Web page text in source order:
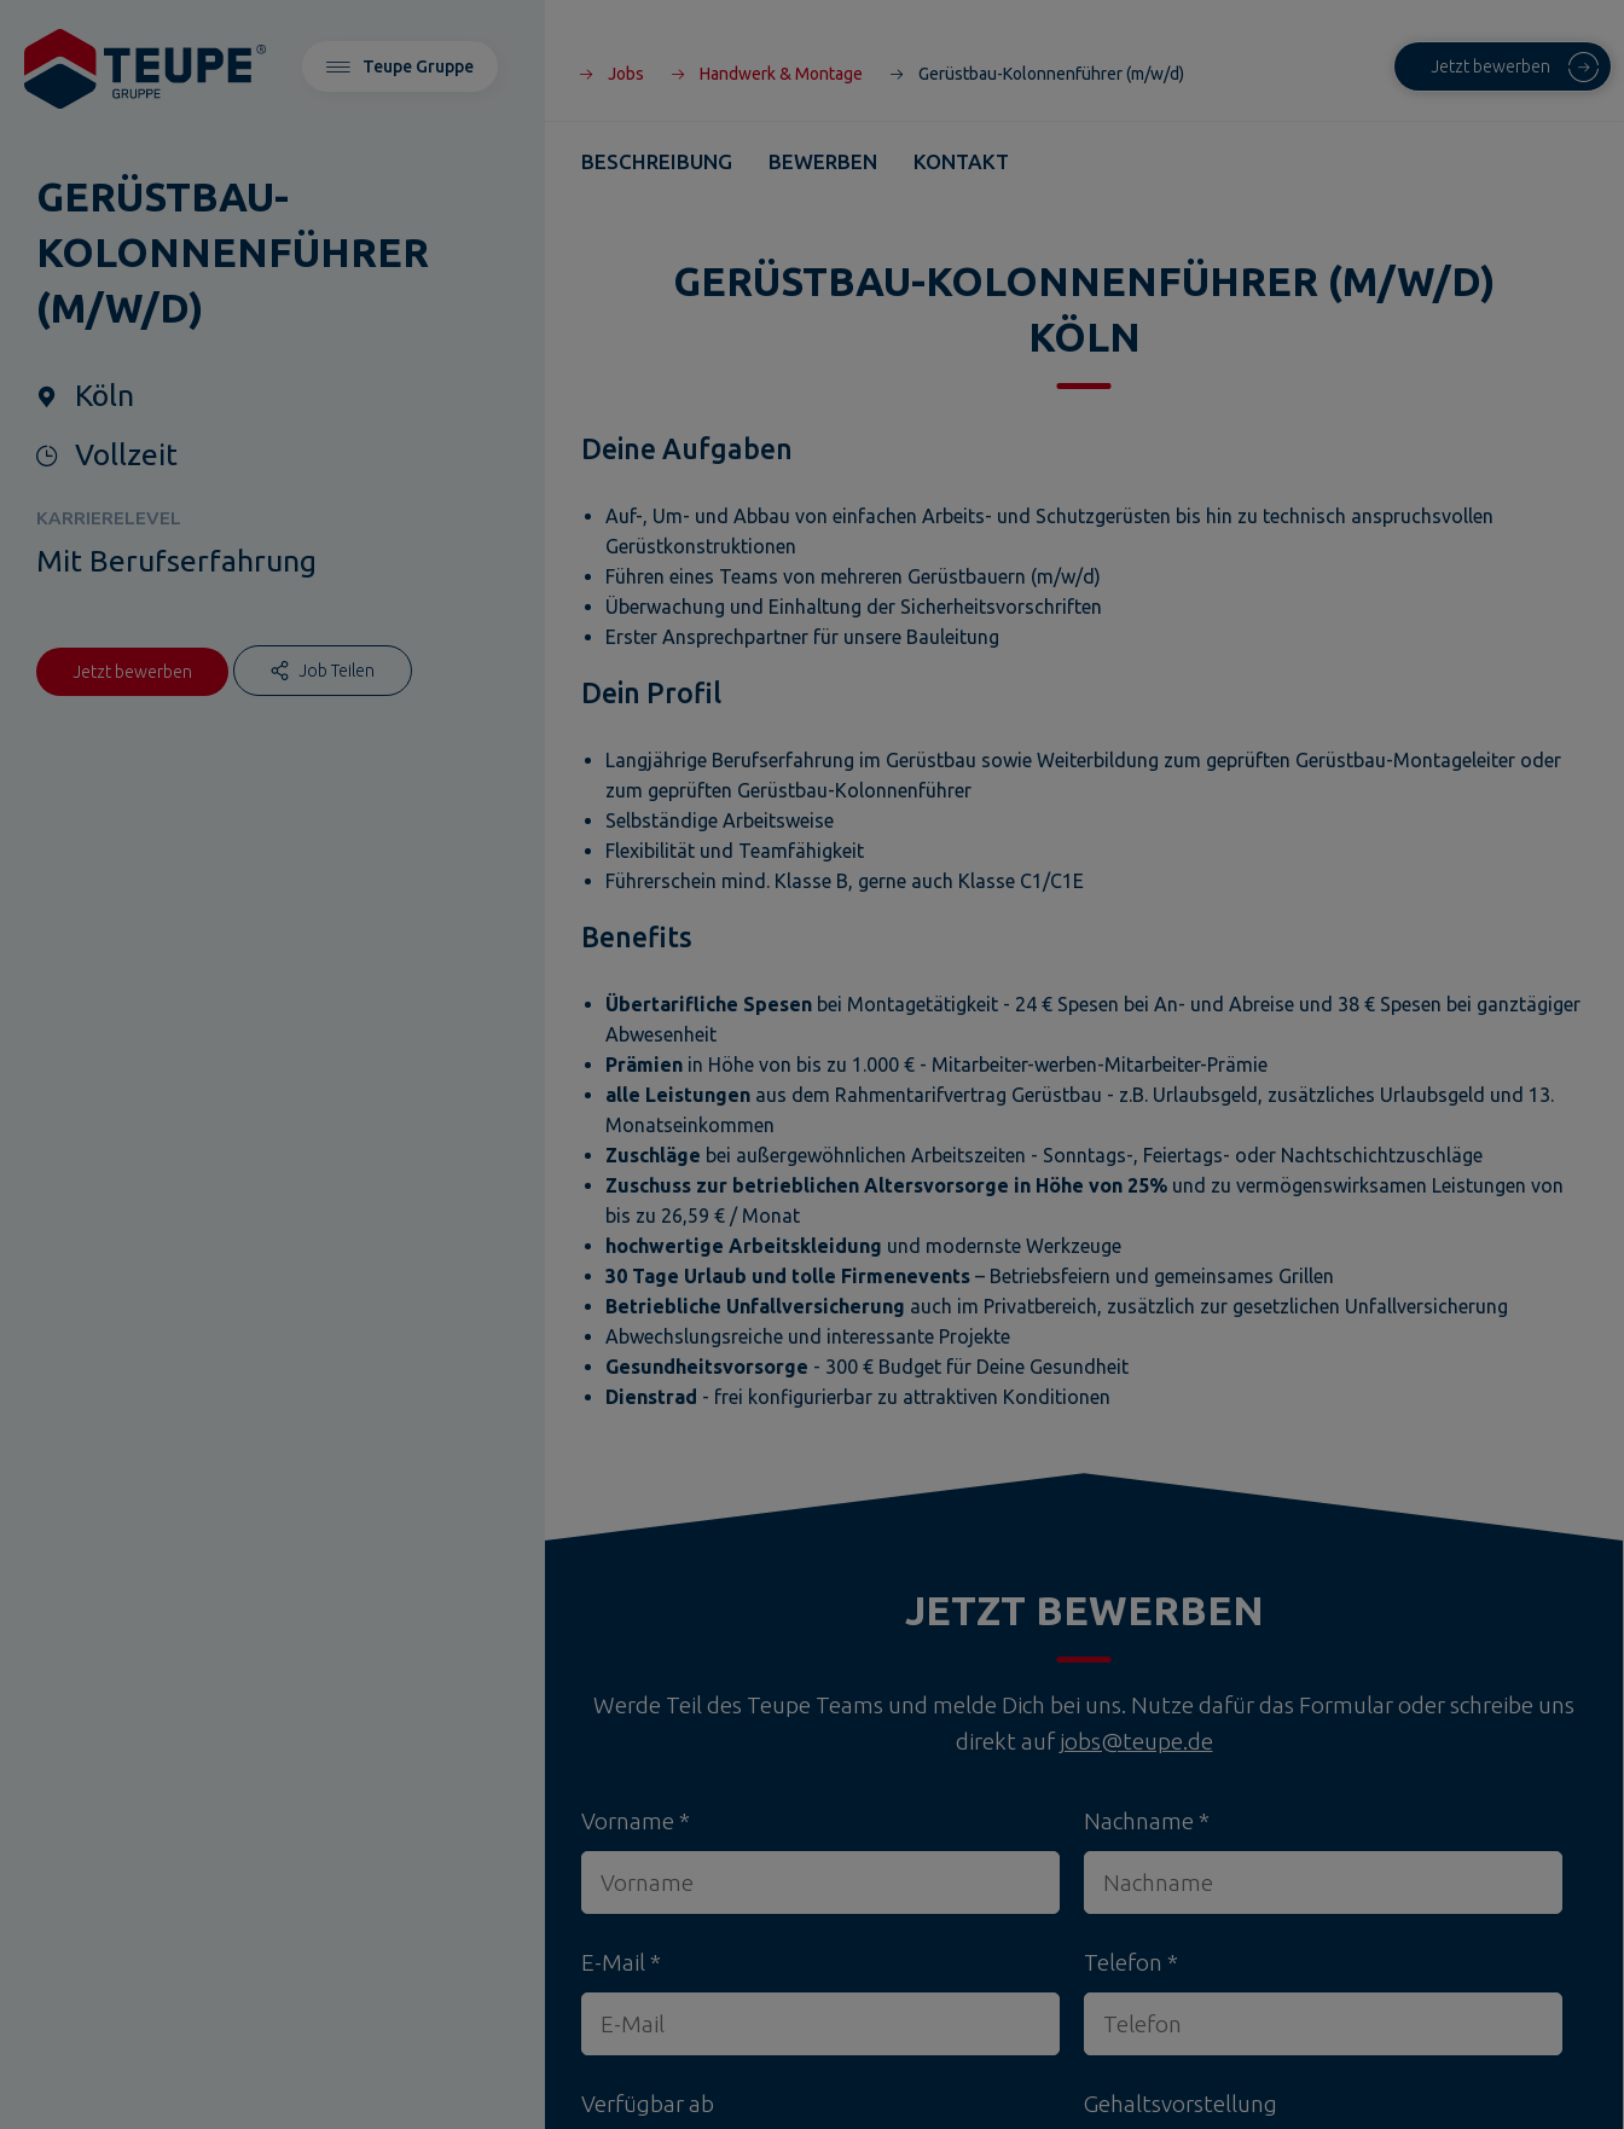
Teupe Gruppe Jetzt bewerben
GERÜSTBAU-
KOLONNENFÜHRER
(M/W/D)
Köln
Vollzeit
KARRIERELEVEL
Mit Berufserfahrung
Jetzt bewerben Job Teilen
Jobs Handwerk & Montage Gerüstbau-Kolonnenführer (m/w/d)
BESCHREIBUNG BEWERBEN KONTAKT
GERÜSTBAU-KOLONNENFÜHRER (M/W/D)
KÖLN
Deine Aufgaben
Auf-, Um- und Abbau von einfachen Arbeits- und Schutzgerüsten bis hin zu technisch anspruchsvollen
Gerüstkonstruktionen
Führen eines Teams von mehreren Gerüstbauern (m/w/d)
Überwachung und Einhaltung der Sicherheitsvorschriften
Erster Ansprechpartner für unsere Bauleitung
Dein Profil
Langjährige Berufserfahrung im Gerüstbau sowie Weiterbildung zum geprüften Gerüstbau-Montageleiter oder
zum geprüften Gerüstbau-Kolonnenführer
Selbständige Arbeitsweise
Flexibilität und Teamfähigkeit
Führerschein mind. Klasse B, gerne auch Klasse C1/C1E
Benefits
Übertarifliche Spesen bei Montagetätigkeit - 24 € Spesen bei An- und Abreise und 38 € Spesen bei ganztägiger
Abwesenheit
Prämien in Höhe von bis zu 1.000 € - Mitarbeiter-werben-Mitarbeiter-Prämie
alle Leistungen aus dem Rahmentarifvertrag Gerüstbau - z.B. Urlaubsgeld, zusätzliches Urlaubsgeld und 13.
Monatseinkommen
Zuschläge bei außergewöhnlichen Arbeitszeiten - Sonntags-, Feiertags- oder Nachtschichtzuschläge
Zuschuss zur betrieblichen Altersvorsorge in Höhe von 25% und zu vermögenswirksamen Leistungen von
bis zu 26,59 € / Monat
hochwertige Arbeitskleidung und modernste Werkzeuge
30 Tage Urlaub und tolle Firmenevents – Betriebsfeiern und gemeinsames Grillen
Betriebliche Unfallversicherung auch im Privatbereich, zusätzlich zur gesetzlichen Unfallversicherung
Abwechslungsreiche und interessante Projekte
Gesundheitsvorsorge - 300 € Budget für Deine Gesundheit
Dienstrad - frei konfigurierbar zu attraktiven Konditionen
JETZT BEWERBEN
Werde Teil des Teupe Teams und melde Dich bei uns. Nutze dafür das Formular oder schreibe uns
direkt aufjobs@teupe.de
Vorname Nachname
E-Mail Telefon
Verfügbar ab Gehaltsvorstellung